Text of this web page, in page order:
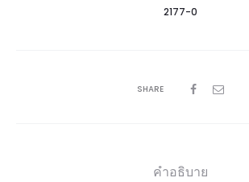
2177-0
SHARE
คำอธิบาย